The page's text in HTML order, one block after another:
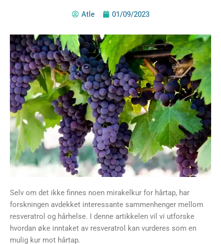
Atle 01/09/2023
Selv om det ikke finnes noen mirakelkur for hårtap, har
forskningen avdekket interessante sammenhenger mellom
resveratrol og hårhelse. I denne artikkelen vil vi utforske
hvordan øke inntaket av resveratrol kan vurderes som en
mulig kur mot hårtap.